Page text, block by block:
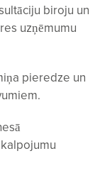
biroju un
uzņēmumu
pieredze un